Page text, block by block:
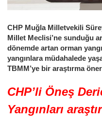
CHP Muğla Milletvekili
Millet Meclisi’ne sunduğu
dönemde artan orman
yangınlara müdahalede
TBMM’ye bir araştırma
CHP’li Öneş
Yangınları